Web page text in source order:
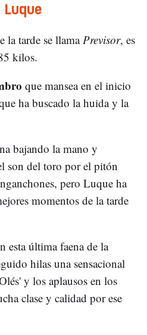
Luque
la tarde se llamaPrevisor, es
kilos.
que mansea en el inicio
ha buscado la huida y la
bajando la mano y
son del toro por el pitón
pero Luque ha
momentos de la tarde
esta última faena de la
hilas una sensacional
y los aplausos en los
clase y calidad por ese